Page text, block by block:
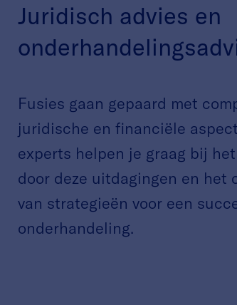
Juridisch advies en
Fusies gaan gepaard met
juridische en financiële
experts helpen je graag bij
door deze uitdagingen en het
van strategieën voor een
onderhandeling.